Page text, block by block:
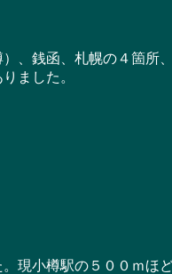
、銭函、札幌の４箇所
ました。
現小樽駅の５００ｍほ